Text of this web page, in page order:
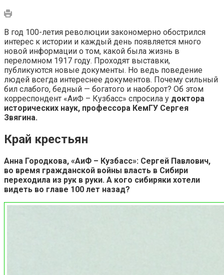
В год 100-летия революции закономерно обострился
интерес к истории и каждый день появляется много
новой информации о том, какой была жизнь в
переломном 1917 году. Проходят выставки,
публикуются новые документы. Но ведь поведение
людей всегда интереснее документов. Почему сильный
бил слабого, бедный — богатого и наоборот? Об этом
корреспондент «АиФ – Кузбасс» спросила у доктора
исторических наук, профессора КемГУ Сергея
Звягина.
Край крестьян
Анна Городкова, «АиФ – Кузбасс»: Сергей Павлович,
во время гражданской войны власть в Сибири
переходила из рук в руки. А кого сибиряки хотели
видеть во главе 100 лет назад?